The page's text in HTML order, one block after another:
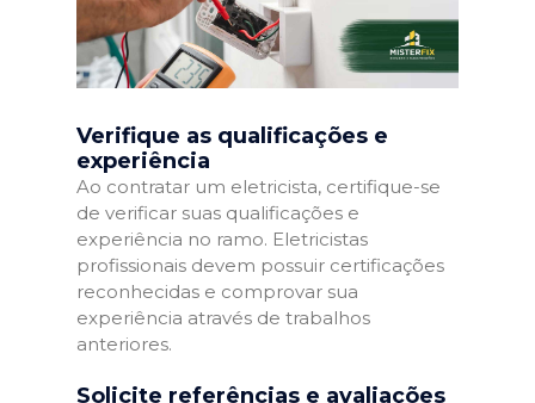
Verifique as qualificações e
experiência
Ao contratar um eletricista, certifique-se
de verificar suas qualificações e
experiência no ramo. Eletricistas
profissionais devem possuir certificações
reconhecidas e comprovar sua
experiência através de trabalhos
anteriores.
Solicite referências e avaliações